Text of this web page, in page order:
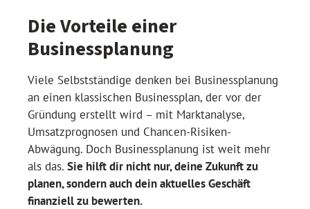
Die Vorteile einer
Businessplanung
Viele Selbstständige denken bei Businessplanung
an einen klassischen Businessplan, der vor der
Gründung erstellt wird – mit Marktanalyse,
Umsatzprognosen und Chancen-Risiken-
Abwägung. Doch Businessplanung ist weit mehr
als das. Sie hilft dir nicht nur, deine Zukunft zu
planen, sondern auch dein aktuelles Geschäft
finanziell zu bewerten.